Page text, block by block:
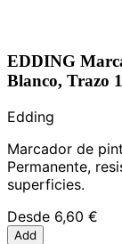
EDDING
Blanco, Trazo
Edding
Marcador de
Permanente,
superficies.
Desde 6,60 €
Add